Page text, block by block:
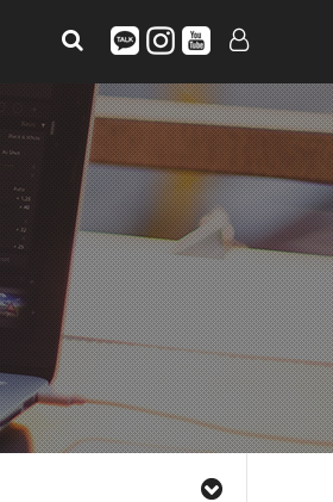
LOG IN
SIGN UP